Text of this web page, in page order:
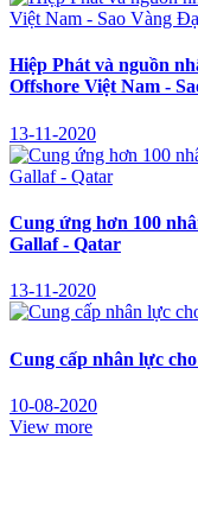
Hiệp Phát và nguồn
Offshore Việt Nam -
13-11-2020
Cung ứng hơn 100
Gallaf - Qatar
13-11-2020
Cung cấp nhân lực
10-08-2020
View more